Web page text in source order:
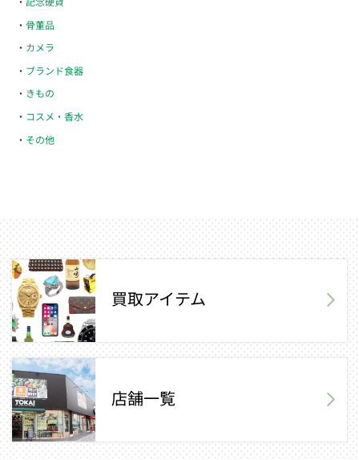
骨董品
カメラ
ブランド食器
きもの
コスメ・香水
その他
買取アイテム
店舗一覧